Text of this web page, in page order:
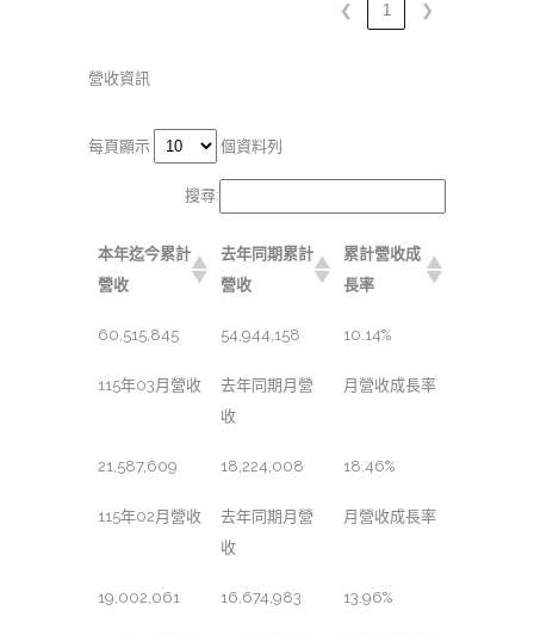
❮ 1 ❯
營收資訊
每頁顯示 個資料列
搜尋:
本年迄今累計
營收
去年同期累計
營收
累計營收成
長率
60,515,845 54,944,158 10.14%
115年03月營收
去年同期月營
收
月營收成長率
21,587,609 18,224,008 18.46%
115年02月營收
去年同期月營
收
月營收成長率
19,002,061 16,674,983 13.96%